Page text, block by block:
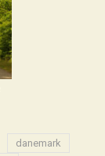
danemark